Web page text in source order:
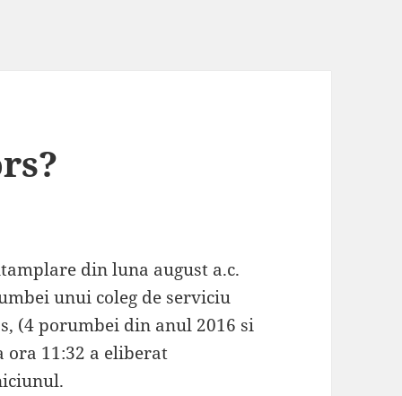
din luna august a.c.
unui coleg de serviciu
(4 porumbei din anul 2016 si
ora 11:32 a eliberat